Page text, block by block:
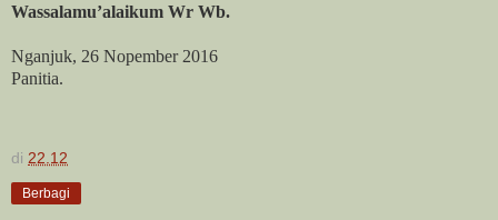
Wassalamu’alaikum Wr Wb.
Nganjuk, 26 Nopember 2016
Panitia.
di 22.12
Berbagi